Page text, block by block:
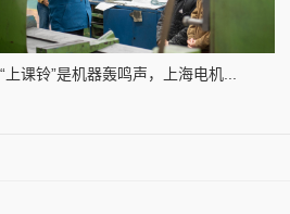
“上课铃”是机器轰鸣声，上海电机...